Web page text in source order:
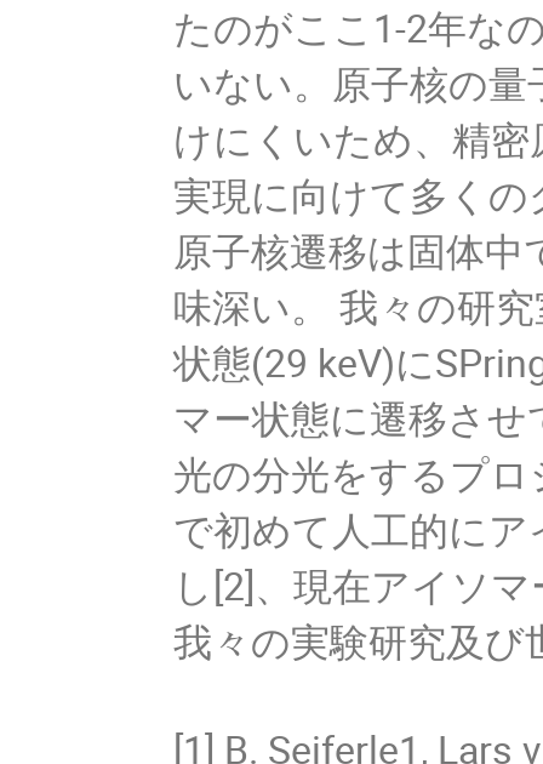
たのがここ1-2年な
いない。原子核の
けにくいため、精
実現に向けて多く
原子核遷移は固体
味深い。 我々の研
状態(29 keV)に
マー状態に遷移さ
光の分光をするプ
で初めて人工的に
し[2]、現在アイソ
我々の実験研究及
[1] B. Seiferle1, Lars